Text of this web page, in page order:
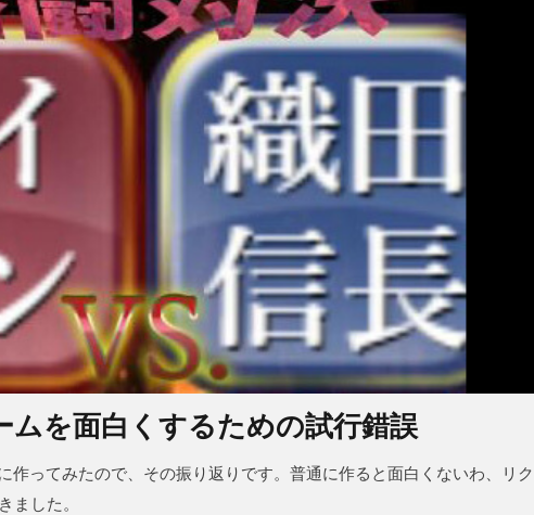
ムを面白くするための試行錯誤
作ってみたので、その振り返りです。普通に作ると面白くないわ、リク
ました。